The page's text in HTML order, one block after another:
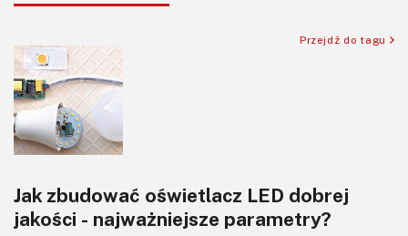
Przejdź do tagu
Jak zbudować oświetlacz LED dobrej
jakości - najważniejsze parametry?